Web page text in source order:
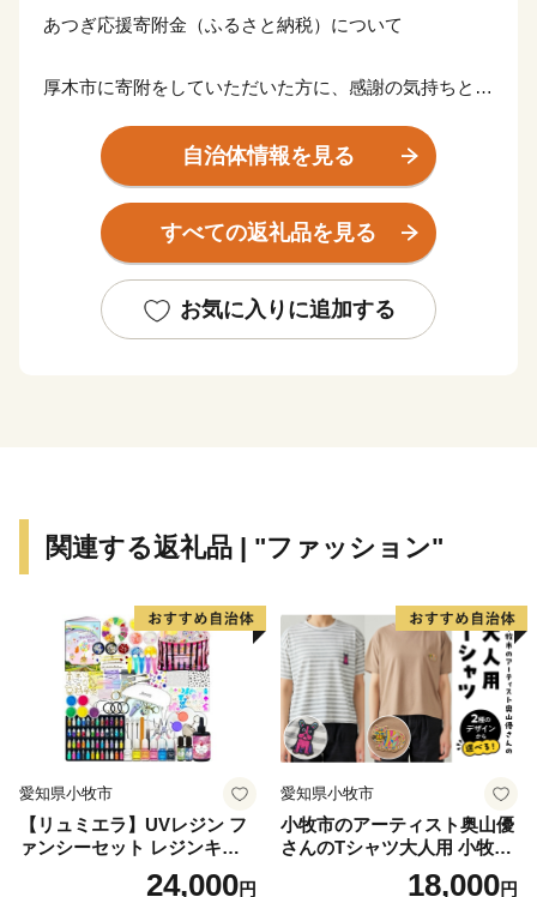
あつぎ応援寄附金（ふるさと納税）について
厚木市に寄附をしていただいた方に、感謝の気持ちとし
贈呈いたします。
ご希望される返礼品によって、必要な寄附金額が異なり
ますのでご注意ください。
※返礼品の選択は、20品までとさせていただきます。
※返礼品のお届けには1～2ヶ月程度かかることがありま
期不在がある場合は必ず「atsugi@furusato-
※返礼品の送付のため、寄附をしていただいた方の、御
住所、お名前、電話番号を返礼品送付業者にお知らせす
ることになりますので、あらかじめ御了承願います。
※返礼品の送付は、厚木市外にお住まいの方に限らせて
いただきます。
※書類につきましては圧着はがきのみお届けします。封
書でのお届けはいたしませんのでご注意ください。
自治体情報を見る
すべての返礼品を見る
お気に入りに追加する
関連する返礼品 | "ファッション"
愛知県小牧市
【リュミエラ】UVレジン フ
ァンシーセット レジンキッ
ト ハンドメイド レジンクラ
フト アクセサリーキット 手
24,000円
愛知県小牧市
小牧市のアーティスト奥山優
さんのTシャツ大人用 小牧市
18,000円